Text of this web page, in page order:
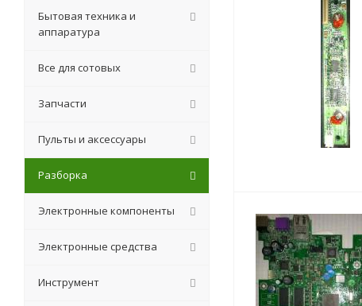
Бытовая техника и
аппаратура
Все для сотовых
Запчасти
Пульты и аксессуары
Разборка
Электронные компоненты
Электронные средства
Инструмент